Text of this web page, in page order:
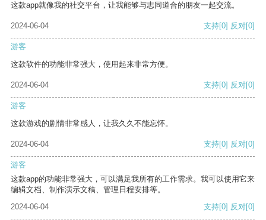
这款app就像我的社交平台，让我能够与志同道合的朋友一起交流。
2024-06-04 支持[0] 反对[0]
游客
这款软件的功能非常强大，使用起来非常方便。
2024-06-04 支持[0] 反对[0]
游客
这款游戏的剧情非常感人，让我久久不能忘怀。
2024-06-04 支持[0] 反对[0]
游客
这款app的功能非常强大，可以满足我所有的工作需求。我可以使用它来
编辑文档、制作演示文稿、管理日程安排等。
2024-06-04
支持[0] 反对[0]